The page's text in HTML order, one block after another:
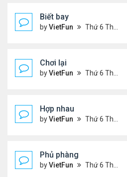
Biết bay
byVietFun Thứ 6 Tháng 11 05, 2021 1:26 pm
Chơi lại
byVietFun Thứ 6 Tháng 11 05, 2021 1:11 pm
Hợp nhau
byVietFun Thứ 6 Tháng 11 05, 2021 1:10 pm
Phủ phàng
byVietFun Thứ 6 Tháng 11 05, 2021 12:53 pm